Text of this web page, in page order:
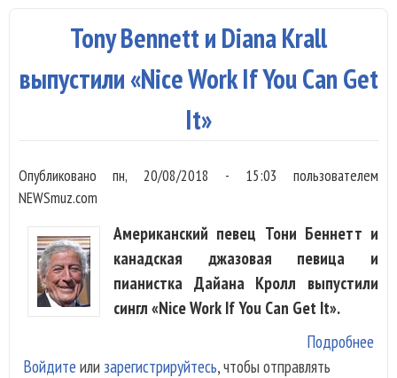
Tony Bennett и Diana Krall
выпустили «Nice Work If You Can Get
It»
Опубликованопн, 20/08/2018 - 15:03 пользователем
NEWSmuz.com
Американский певец Тони Беннетт и
канадская джазовая певица и
пианистка Дайана Кролл выпустили
сингл «Nice Work If You Can Get It».
Подробнее
Войдите или зарегистрируйтесь, чтобы отправлять